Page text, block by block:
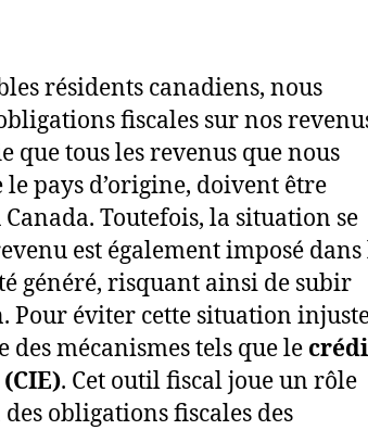
résidents canadiens, nous
fiscales sur nos
que tous les revenus que nous
pays d’origine, doivent être
Toutefois, la situation se
est également imposé dans
généré, risquant ainsi de subir
Pour éviter cette situation
des mécanismes tels que le
. Cet outil fiscal joue un rôle
obligations fiscales des